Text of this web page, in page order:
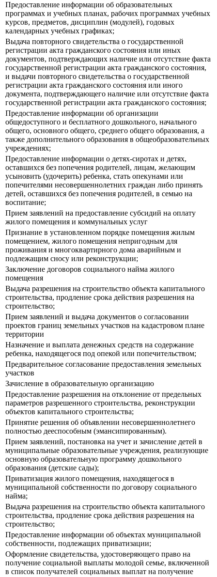
Предоставление информации об образовательных
программах и учебных планах, рабочих программах учебных
курсов, предметов, дисциплин (модулей), годовых
календарных учебных графиках;
Выдача повторного свидетельства о государственной
регистрации акта гражданского состояния или иных
документов, подтверждающих наличие или отсутствие факта
государственной регистрации акта гражданского состояния,
и выдачи повторного свидетельства о государственной
регистрации акта гражданского состояния или иного
документа, подтверждающего наличие или отсутствие факта
государственной регистрации акта гражданского состояния;
Предоставление информации об организации
общедоступного и бесплатного дошкольного, начального
общего, основного общего, среднего общего образования, а
также дополнительного образования в общеобразовательных
учреждениях;
Предоставление информации о детях-сиротах и детях,
оставшихся без попечения родителей, лицам, желающим
усыновить (удочерить) ребенка, стать опекунами или
попечителями несовершеннолетних граждан либо принять
детей, оставшихся без попечения родителей, в семью на
воспитание;
Прием заявлений на предоставление субсидий на оплату
жилого помещения и коммунальных услуг
Признание в установленном порядке помещения жилым
помещением, жилого помещения непригодным для
проживания и многоквартирного дома аварийным и
подлежащим сносу или реконструкции;
Заключение договоров социального найма жилого
помещения
Выдача разрешения на строительство объекта капитального
строительства, продление срока действия разрешения на
строительство;
Прием заявлений и выдача документов о согласовании
проектов границ земельных участков на кадастровом плане
территории
Назначение и выплата денежных средств на содержание
ребенка, находящегося под опекой или попечительством;
Предварительное согласование предоставления земельных
участков
Зачисление в образовательную организацию
Предоставление разрешения на отклонение от предельных
параметров разрешенного строительства, реконструкции
объектов капитального строительства;
Принятие решения об объявлении несовершеннолетнего
полностью дееспособным (эмансипированным).
Прием заявлений, постановка на учет и зачисление детей в
муниципальные образовательные учреждения, реализующие
основную образовательную программу дошкольного
образования (детские сады);
Приватизация жилого помещения, находящегося в
муниципальной собственности по договору социального
найма;
Выдача разрешения на строительство объекта капитального
строительства, продление срока действия разрешения на
строительство;
Предоставление информации об объектах муниципальной
собственности, подлежащих приватизации;
Оформление свидетельства, удостоверяющего право на
получение социальной выплаты молодой семье, включенной
в список получателей социальных выплат на получение